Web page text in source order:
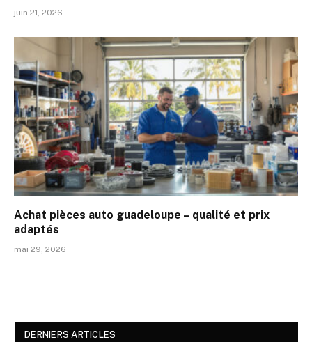
juin 21, 2026
Achat pièces auto guadeloupe – qualité et prix
adaptés
mai 29, 2026
DERNIERS ARTICLES